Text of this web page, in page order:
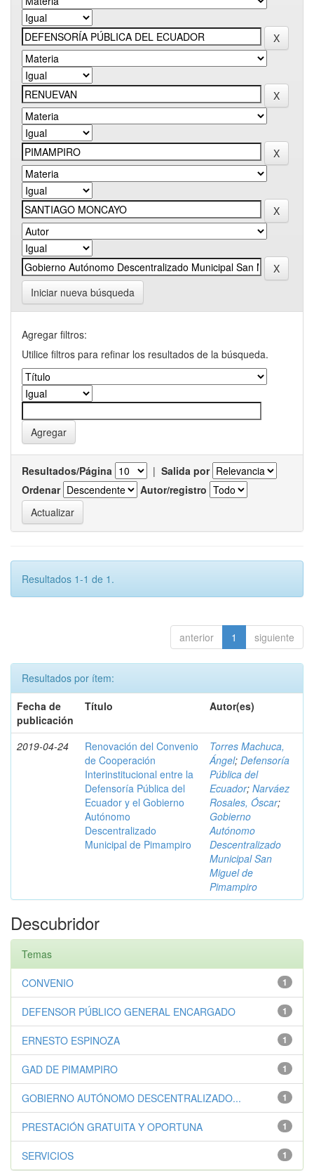
Iniciar nueva búsqueda
Agregar filtros:
Utilice filtros para refinar los resultados de la búsqueda.
Resultados/Página | Salida por
Ordenar
Autor/registro
Resultados 1-1 de 1.
anterior 1 siguiente
Resultados por ítem:
Fecha de
publicación
Título Autor(es)
2019-04-24
Renovación del Convenio
de Cooperación
Interinstitucional entre la
Defensoría Pública del
Ecuador y el Gobierno
Autónomo
Descentralizado
Municipal de Pimampiro
Torres Machuca,
Ángel; Defensoría
Pública del
Ecuador; Narváez
Rosales, Óscar;
Gobierno
Autónomo
Descentralizado
Municipal San
Miguel de
Pimampiro
Descubridor
Temas
1
CONVENIO
1
DEFENSOR PÚBLICO GENERAL ENCARGADO
1
ERNESTO ESPINOZA
1
GAD DE PIMAMPIRO
1
GOBIERNO AUTÓNOMO DESCENTRALIZADO...
1
PRESTACIÓN GRATUITA Y OPORTUNA
1
SERVICIOS